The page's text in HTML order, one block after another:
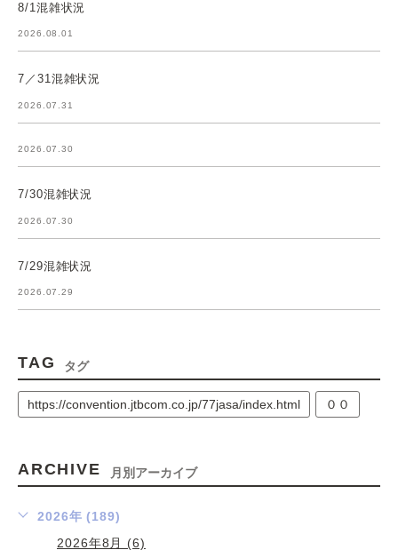
8/1混雑状況
2026.08.01
7／31混雑状況
2026.07.31
2026.07.30
7/30混雑状況
2026.07.30
7/29混雑状況
2026.07.29
TAG タグ
https://convention.jtbcom.co.jp/77jasa/index.html ００
ARCHIVE 月別アーカイブ
2026年 (189)
2026年8月 (6)